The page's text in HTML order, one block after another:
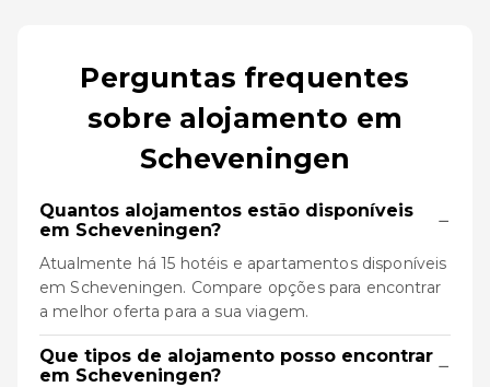
Perguntas frequentes
sobre alojamento em
Scheveningen
Quantos alojamentos estão disponíveis
em Scheveningen?
−
Atualmente há 15 hotéis e apartamentos disponíveis
em Scheveningen. Compare opções para encontrar
a melhor oferta para a sua viagem.
Que tipos de alojamento posso encontrar
em Scheveningen?
−